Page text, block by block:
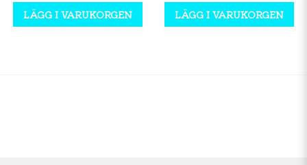
LÄGG I VARUKORGEN LÄGG I VARUKORGEN